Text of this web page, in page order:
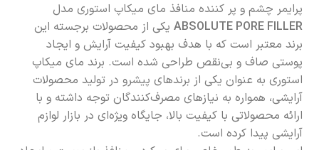
پرایمر چشم و پر کننده منافذ مای میکاپ استوری مدل
ABSOLUTE PORE FILLER یکی از محصولات برجسته این
برند معتبر است که با هدف بهبود کیفیت آرایش و ایجاد
پوستی صاف و بی‌نقص طراحی شده است. برند مای میکاپ
استوری به عنوان یکی از برندهای پیشرو در تولید محصولات
آرایشی، همواره به نیازهای مصرف‌کنندگان توجه داشته و با
ارائه محصولاتی با کیفیت بالا، جایگاه ویژه‌ای در بازار لوازم
آرایشی پیدا کرده است.